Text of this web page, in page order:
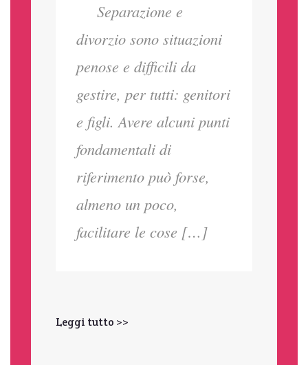
Separazione e
divorzio sono situazioni
penose e difficili da
gestire, per tutti: genitori
e figli. Avere alcuni punti
fondamentali di
riferimento può forse,
almeno un poco,
facilitare le cose […]
Leggi tutto >>